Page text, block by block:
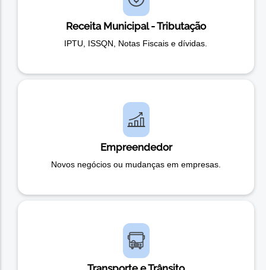
Receita Municipal - Tributação
IPTU, ISSQN, Notas Fiscais e dívidas.
Empreendedor
Novos negócios ou mudanças em empresas.